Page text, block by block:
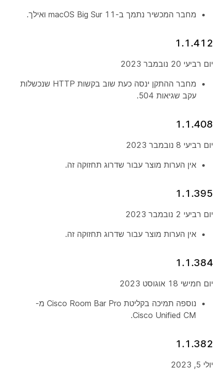
מחבר המכשיר נתמך ב-macOS Big Sur 11 ואילך.
1.1.412
יום רביעי 20 נובמבר 2023
מחבר ההתקן ינסה כעת שוב בקשות HTTP שנכשלות
עקב שגיאות 504.
1.1.408
יום רביעי 8 נובמבר 2023
אין הערות מוצר עבור שדרוג תחזוקה זה.
1.1.395
יום רביעי 2 נובמבר 2023
אין הערות מוצר עבור שדרוג תחזוקה זה.
1.1.384
יום חמישי 18 אוגוסט 2023
נוספה תמיכה בקליטת Cisco Room Bar Pro מ-
Cisco Unified CM.
1.1.382
יולי 5, 2023